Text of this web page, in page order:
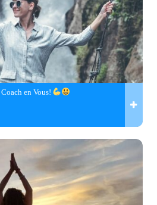
en Vous!